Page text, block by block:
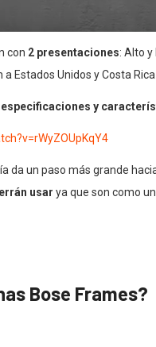
con 2 presentaciones: Alto
a Estados Unidos y Costa
especificaciones y
da un paso más grande
usar ya que son como
Bose Frames?